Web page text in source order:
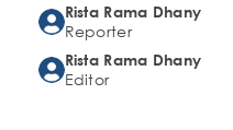
Rista Rama Dhany
Reporter
Rista Rama Dhany
Editor